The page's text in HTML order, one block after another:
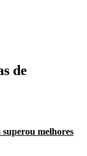
de
melhores